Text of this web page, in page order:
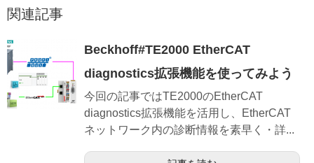
関連記事
Beckhoff#TE2000 EtherCAT
diagnostics拡張機能を使ってみよう
今回の記事ではTE2000のEtherCAT
diagnostics拡張機能を活用し、EtherCAT
ネットワーク内の診断情報を素早く・詳...